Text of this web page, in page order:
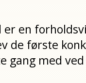
er en
de første
gang med